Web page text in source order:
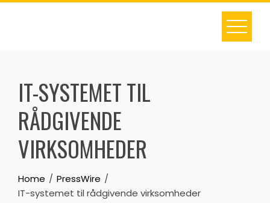
Skip
IT-SYSTEMET TIL
RÅDGIVENDE
VIRKSOMHEDER
Home
PressWire
IT-systemet til rådgivende virksomheder